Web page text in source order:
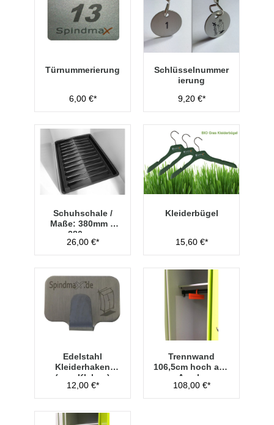
Türnummerierung
6,00 €*
Schlüsselnummer
ierung
9,20 €*
Schuhschale /
Maße: 380mm x
280mm
26,00 €*
Kleiderbügel
15,60 €*
Edelstahl
Kleiderhaken
(zum Kleben)
12,00 €*
Trennwand
106,5cm hoch aus
Acryl -
Transparent
108,00 €*